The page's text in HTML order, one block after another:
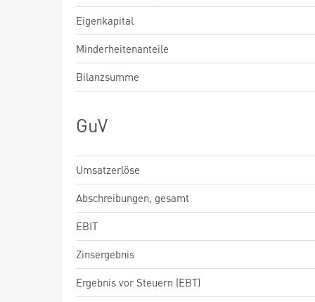
Eigenkapital
Minderheitenanteile
Bilanzsumme
GuV
Umsatzerlöse
Abschreibungen, gesamt
EBIT
Zinsergebnis
Ergebnis vor Steuern (EBT)